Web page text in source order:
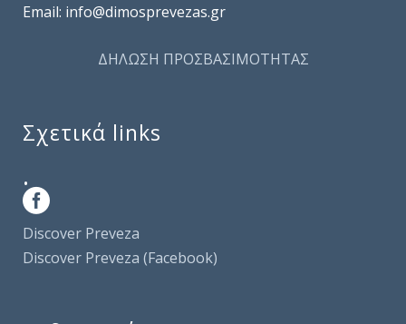
Email: info@dimosprevezas.gr
ΔΗΛΩΣΗ ΠΡΟΣΒΑΣΙΜΟΤΗΤΑΣ
Σχετικά links
.
Discover Preveza
Discover Preveza (Facebook)